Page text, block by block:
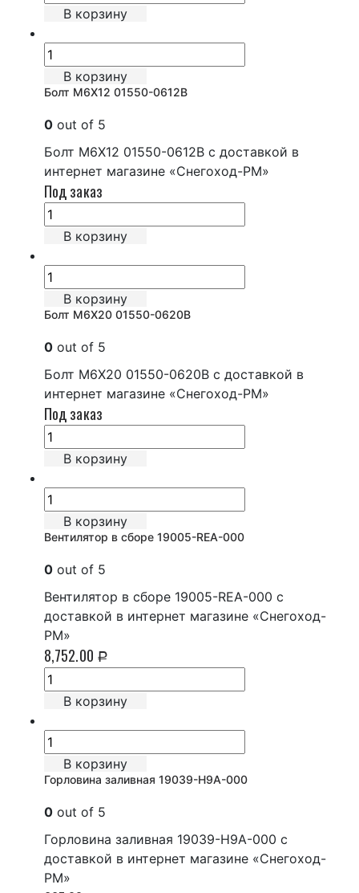
В корзину
В корзину
Болт М6Х12 01550-0612B
0 out of 5
Болт М6Х12 01550-0612B с доставкой в
интернет магазине «Снегоход-РМ»
Под заказ
В корзину
В корзину
Болт М6Х20 01550-0620B
0 out of 5
Болт М6Х20 01550-0620B с доставкой в
интернет магазине «Снегоход-РМ»
Под заказ
В корзину
В корзину
Вентилятор в сборе 19005-REA-000
0 out of 5
Вентилятор в сборе 19005-REA-000 с
доставкой в интернет магазине «Снегоход-
РМ»
8,752.00 Р
В корзину
В корзину
Горловина заливная 19039-H9A-000
0 out of 5
Горловина заливная 19039-H9A-000 с
доставкой в интернет магазине «Снегоход-
РМ»